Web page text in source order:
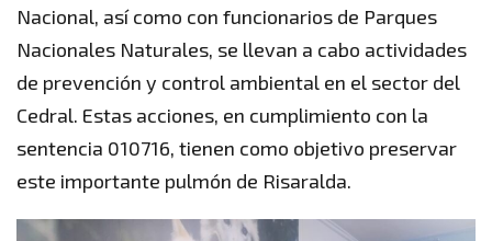
Nacional, así como con funcionarios de Parques
Nacionales Naturales, se llevan a cabo actividades
de prevención y control ambiental en el sector del
Cedral. Estas acciones, en cumplimiento con la
sentencia 010716, tienen como objetivo preservar
este importante pulmón de Risaralda.